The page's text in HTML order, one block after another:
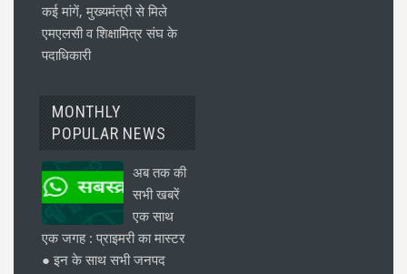
कई मांगें, मुख्यमंत्री से मिले
एमएलसी व शिक्षामित्र संघ के
पदाधिकारी
MONTHLY
POPULAR NEWS
अब तक की
सभी खबरें
एक साथ
एक जगह : प्राइमरी का मास्टर
● इन के साथ सभी जनपद